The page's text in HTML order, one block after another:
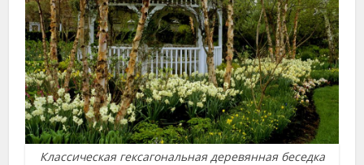
Классическая гексагональная деревянная беседка